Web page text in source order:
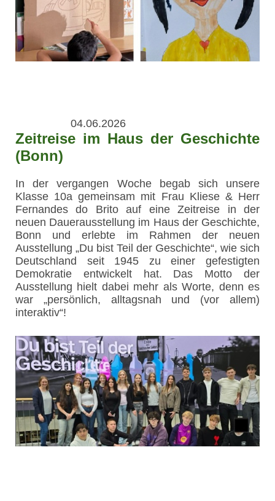
04.06.2026
Zeitreise im Haus der Geschichte
(Bonn)
In der vergangen Woche begab sich unsere
Klasse 10a gemeinsam mit Frau Kliese & Herr
Fernandes do Brito auf eine Zeitreise in der
neuen Dauerausstellung im Haus der Geschichte,
Bonn und erlebte im Rahmen der neuen
Ausstellung „Du bist Teil der Geschichte“, wie sich
Deutschland seit 1945 zu einer gefestigten
Demokratie entwickelt hat. Das Motto der
Ausstellung hielt dabei mehr als Worte, denn es
war „persönlich, alltagsnah und (vor allem)
interaktiv“!